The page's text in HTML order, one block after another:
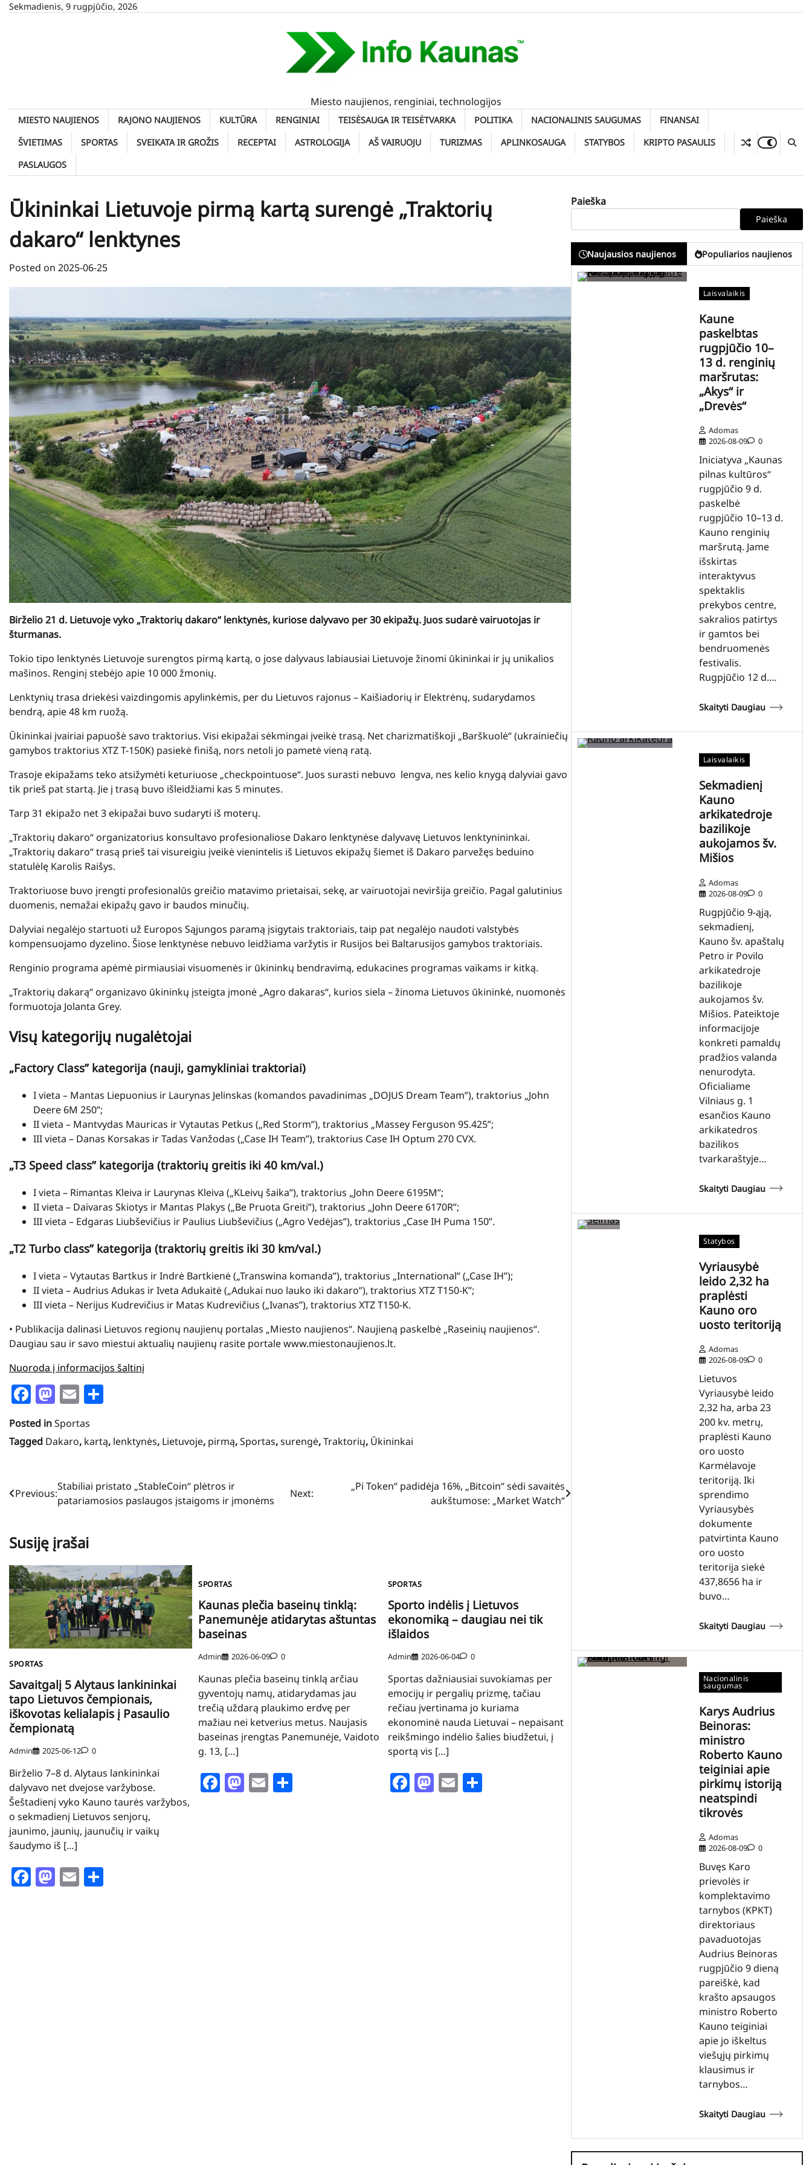
SkipSekmadienis, 9 rugpjūčio, 2026
Miesto naujienos, renginiai, technologijos
MIESTO NAUJIENOS RAJONO NAUJIENOS KULTŪRA RENGINIAI TEISĖSAUGA IR TEISĖTVARKA POLITIKA NACIONALINIS SAUGUMAS
FINANSAI
ŠVIETIMAS
SPORTAS SVEIKATA IR GROŽIS RECEPTAI ASTROLOGIJA AŠ VAIRUOJU TURIZMAS APLINKOSAUGA STATYBOS
KRIPTO PASAULIS
PASLAUGOS
Ūkininkai Lietuvoje pirmą kartą surengė „Traktorių
dakaro“ lenktynes
Posted on 2025-06-25
Birželio 21 d. Lietuvoje vyko „Traktorių dakaro“ lenktynės, kuriose dalyvavo per 30 ekipažų. Juos sudarė vairuotojas ir
šturmanas.
Tokio tipo lenktynės Lietuvoje surengtos pirmą kartą, o jose dalyvaus labiausiai Lietuvoje žinomi ūkininkai ir jų unikalios
mašinos. Renginį stebėjo apie 10 000 žmonių.
Lenktynių trasa driekėsi vaizdingomis apylinkėmis, per du Lietuvos rajonus – Kaišiadorių ir Elektrėnų, sudarydamos
bendrą, apie 48 km ruožą.
Ūkininkai įvairiai papuošė savo traktorius. Visi ekipažai sėkmingai įveikė trasą. Net charizmatiškoji „Barškuolė“ (ukrainiečių
gamybos traktorius XTZ T-150K) pasiekė finišą, nors netoli jo pametė vieną ratą.
Trasoje ekipažams teko atsižymėti keturiuose „checkpointuose“. Juos surasti nebuvo lengva, nes kelio knygą dalyviai gavo
tik prieš pat startą. Jie į trasą buvo išleidžiami kas 5 minutes.
Tarp 31 ekipažo net 3 ekipažai buvo sudaryti iš moterų.
„Traktorių dakaro“ organizatorius konsultavo profesionaliose Dakaro lenktynėse dalyvavę Lietuvos lenktynininkai.
„Traktorių dakaro“ trasą prieš tai visureigiu įveikė vienintelis iš Lietuvos ekipažų šiemet iš Dakaro parvežęs beduino
statulėlę Karolis Raišys.
Traktoriuose buvo įrengti profesionalūs greičio matavimo prietaisai, sekę, ar vairuotojai neviršija greičio. Pagal galutinius
duomenis, nemažai ekipažų gavo ir baudos minučių.
Dalyviai negalėjo startuoti už Europos Sąjungos paramą įsigytais traktoriais, taip pat negalėjo naudoti valstybės
kompensuojamo dyzelino. Šiose lenktynėse nebuvo leidžiama varžytis ir Rusijos bei Baltarusijos gamybos traktoriais.
Renginio programa apėmė pirmiausiai visuomenės ir ūkininkų bendravimą, edukacines programas vaikams ir kitką.
„Traktorių dakarą“ organizavo ūkininkų įsteigta įmonė „Agro dakaras“, kurios siela – žinoma Lietuvos ūkininkė, nuomonės
formuotoja Jolanta Grey.
Visų kategorijų nugalėtojai
„Factory Class” kategorija (nauji, gamykliniai traktoriai)
I vieta – Mantas Liepuonius ir Laurynas Jelinskas (komandos pavadinimas „DOJUS Dream Team”), traktorius „John
Deere 6M 250”;
II vieta – Mantvydas Mauricas ir Vytautas Petkus („Red Storm”), traktorius „Massey Ferguson 9S.425”;
III vieta – Danas Korsakas ir Tadas Vanžodas („Case IH Team”), traktorius Case IH Optum 270 CVX.
„T3 Speed class” kategorija (traktorių greitis iki 40 km/val.)
I vieta – Rimantas Kleiva ir Laurynas Kleiva („KLeivų šaika”), traktorius „John Deere 6195M”;
II vieta – Daivaras Skiotys ir Mantas Plakys („Be Pruota Greiti”), traktorius „John Deere 6170R”;
III vieta – Edgaras Liubševičius ir Paulius Liubševičius („Agro Vedėjas”), traktorius „Case IH Puma 150”.
„T2 Turbo class” kategorija (traktorių greitis iki 30 km/val.)
I vieta – Vytautas Bartkus ir Indrė Bartkienė („Transwina komanda”), traktorius „International” („Case IH”);
II vieta – Audrius Adukas ir Iveta Adukaitė („Adukai nuo lauko iki dakaro”), traktorius XTZ T150-K”;
III vieta – Nerijus Kudrevičius ir Matas Kudrevičius („Ivanas”), traktorius XTZ T150-K.
• Publikacija dalinasi Lietuvos regionų naujienų portalas „Miesto naujienos“. Naujieną paskelbė „Raseinių naujienos“.
Daugiau sau ir savo miestui aktualių naujienų rasite portale www.miestonaujienos.lt.
Nuoroda į informacijos šaltinį
Facebook
Mastodon
Email
Posted inSportas
Tagged Dakaro, kartą, lenktynės, Lietuvoje, pirmą,Sportas,surengė,Traktorių, Ūkininkai
Navigacija
įrašų
Previous:
Stabiliai pristato „StableCoin“ plėtros ir
patariamosios paslaugos įstaigoms ir įmonėms
Next:
„Pi Token“ padidėja 16%, „Bitcoin“ sėdi savaitės
aukštumose: „Market Watch“
Susiję įrašai
SPORTAS
Savaitgalį 5 Alytaus lankininkai
tapo Lietuvos čempionais,
iškovotas kelialapis į Pasaulio
čempionatą
Admin 2025-06-12 0
Birželio 7–8 d. Alytaus lankininkai
dalyvavo net dvejose varžybose.
Šeštadienį vyko Kauno taurės varžybos,
o sekmadienį Lietuvos senjorų,
jaunimo, jaunių, jaunučių ir vaikų
šaudymo iš […]
Facebook
Mastodon
Email
SPORTAS
Kaunas plečia baseinų tinklą:
Panemunėje atidarytas aštuntas
baseinas
Admin 2026-06-09 0
Kaunas plečia baseinų tinklą arčiau
gyventojų namų, atidarydamas jau
trečią uždarą plaukimo erdvę per
mažiau nei ketverius metus. Naujasis
baseinas įrengtas Panemunėje, Vaidoto
g. 13, […]
Facebook
Mastodon
Email
SPORTAS
Sporto indėlis į Lietuvos
ekonomiką – daugiau nei tik
išlaidos
Admin 2026-06-04 0
Sportas dažniausiai suvokiamas per
emocijų ir pergalių prizmę, tačiau
rečiau įvertinama jo kuriama
ekonominė nauda Lietuvai – nepaisant
reikšmingo indėlio šalies biudžetui, į
sportą vis […]
Facebook
Mastodon
EmailShare
Paieška
Paieška
Naujausios naujienos Populiarios naujienos
Laisvalaikis
Kaune
paskelbtas
rugpjūčio 10–
13 d. renginių
maršrutas:
„Akys“ ir
„Drevės“
Adomas
2026-08-09
0
Iniciatyva „Kaunas
pilnas kultūros“
rugpjūčio 9 d.
paskelbė
rugpjūčio 10–13 d.
Kauno renginių
maršrutą. Jame
išskirtas
interaktyvus
spektaklis
prekybos centre,
sakralios patirtys
ir gamtos bei
bendruomenės
festivalis.
Rugpjūčio 12 d.…
Skaityti Daugiau
Laisvalaikis
Sekmadienį
Kauno
arkikatedroje
bazilikoje
aukojamos šv.
Mišios
Adomas
2026-08-09
0
Rugpjūčio 9-ąją,
sekmadienį,
Kauno šv. apaštalų
Petro ir Povilo
arkikatedroje
bazilikoje
aukojamos šv.
Mišios. Pateiktoje
informacijoje
konkreti pamaldų
pradžios valanda
nenurodyta.
Oficialiame
Vilniaus g. 1
esančios Kauno
arkikatedros
bazilikos
tvarkaraštyje…
Skaityti Daugiau
Statybos
Vyriausybė
leido 2,32 ha
praplėsti
Kauno oro
uosto teritoriją
Adomas
2026-08-09
0
Lietuvos
Vyriausybė leido
2,32 ha, arba 23
200 kv. metrų,
praplėsti Kauno
oro uosto
Karmėlavoje
teritoriją. Iki
sprendimo
Vyriausybės
dokumente
patvirtinta Kauno
oro uosto
teritorija siekė
437,8656 ha ir
buvo…
Skaityti Daugiau
Nacionalinis
saugumas
Karys Audrius
Beinoras:
ministro
Roberto Kauno
teiginiai apie
pirkimų istoriją
neatspindi
tikrovės
Adomas
2026-08-09
0
Buvęs Karo
prievolės ir
komplektavimo
tarnybos (KPKT)
direktoriaus
pavaduotojas
Audrius Beinoras
rugpjūčio 9 dieną
pareiškė, kad
krašto apsaugos
ministro Roberto
Kauno teiginiai
apie jo iškeltus
viešųjų pirkimų
klausimus ir
tarnybos…
Skaityti Daugiau